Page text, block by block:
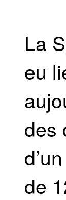
La
eu
des
de